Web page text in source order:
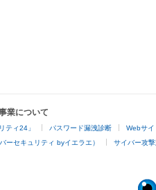
業について
ティ24」 パスワード漏洩診断 Webサイ
ーセキュリティ byイエラエ） サイバー攻